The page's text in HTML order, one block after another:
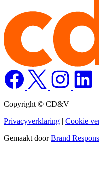
Copyright © CD&V
Privacyverklaring | Cookie
Gemaakt doorBrand